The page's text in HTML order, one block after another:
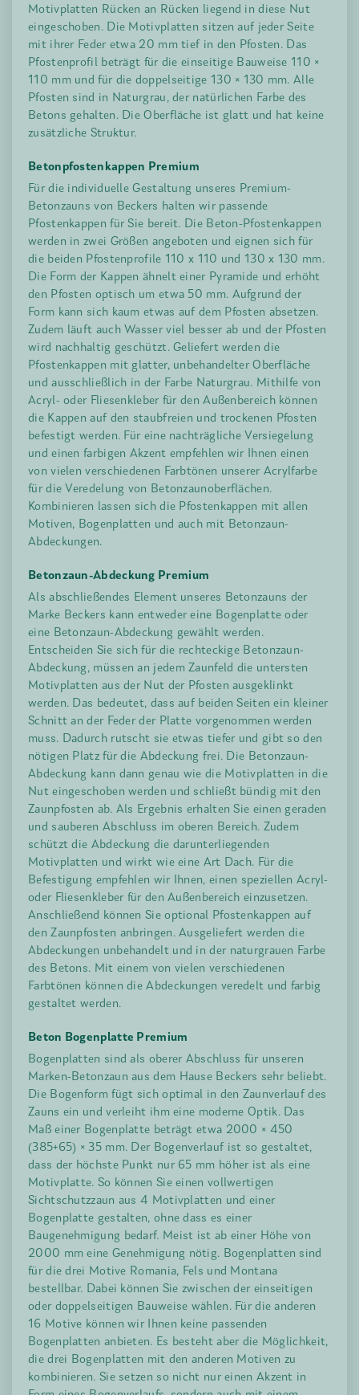
Motivplatten Rücken an Rücken liegend in diese Nut
eingeschoben. Die Motivplatten sitzen auf jeder Seite
mit ihrer Feder etwa 20 mm tief in den Pfosten. Das
Pfostenprofil beträgt für die einseitige Bauweise 110 ×
110 mm und für die doppelseitige 130 × 130 mm. Alle
Pfosten sind in Naturgrau, der natürlichen Farbe des
Betons gehalten. Die Oberfläche ist glatt und hat keine
zusätzliche Struktur.
Betonpfostenkappen Premium
Für die individuelle Gestaltung unseres Premium-
Betonzauns von Beckers halten wir passende
Pfostenkappen für Sie bereit. Die Beton-Pfostenkappen
werden in zwei Größen angeboten und eignen sich für
die beiden Pfostenprofile 110 x 110 und 130 x 130 mm.
Die Form der Kappen ähnelt einer Pyramide und erhöht
den Pfosten optisch um etwa 50 mm. Aufgrund der
Form kann sich kaum etwas auf dem Pfosten absetzen.
Zudem läuft auch Wasser viel besser ab und der Pfosten
wird nachhaltig geschützt. Geliefert werden die
Pfostenkappen mit glatter, unbehandelter Oberfläche
und ausschließlich in der Farbe Naturgrau. Mithilfe von
Acryl- oder Fliesenkleber für den Außenbereich können
die Kappen auf den staubfreien und trockenen Pfosten
befestigt werden. Für eine nachträgliche Versiegelung
und einen farbigen Akzent empfehlen wir Ihnen einen
von vielen verschiedenen Farbtönen unserer Acrylfarbe
für die Veredelung von Betonzaunoberflächen.
Kombinieren lassen sich die Pfostenkappen mit allen
Motiven, Bogenplatten und auch mit Betonzaun-
Abdeckungen.
Betonzaun-Abdeckung Premium
Als abschließendes Element unseres Betonzauns der
Marke Beckers kann entweder eine Bogenplatte oder
eine Betonzaun-Abdeckung gewählt werden.
Entscheiden Sie sich für die rechteckige Betonzaun-
Abdeckung, müssen an jedem Zaunfeld die untersten
Motivplatten aus der Nut der Pfosten ausgeklinkt
werden. Das bedeutet, dass auf beiden Seiten ein kleiner
Schnitt an der Feder der Platte vorgenommen werden
muss. Dadurch rutscht sie etwas tiefer und gibt so den
nötigen Platz für die Abdeckung frei. Die Betonzaun-
Abdeckung kann dann genau wie die Motivplatten in die
Nut eingeschoben werden und schließt bündig mit den
Zaunpfosten ab. Als Ergebnis erhalten Sie einen geraden
und sauberen Abschluss im oberen Bereich. Zudem
schützt die Abdeckung die darunterliegenden
Motivplatten und wirkt wie eine Art Dach. Für die
Befestigung empfehlen wir Ihnen, einen speziellen Acryl-
oder Fliesenkleber für den Außenbereich einzusetzen.
Anschließend können Sie optional Pfostenkappen auf
den Zaunpfosten anbringen. Ausgeliefert werden die
Abdeckungen unbehandelt und in der naturgrauen Farbe
des Betons. Mit einem von vielen verschiedenen
Farbtönen können die Abdeckungen veredelt und farbig
gestaltet werden.
Beton Bogenplatte Premium
Bogenplatten sind als oberer Abschluss für unseren
Marken-Betonzaun aus dem Hause Beckers sehr beliebt.
Die Bogenform fügt sich optimal in den Zaunverlauf des
Zauns ein und verleiht ihm eine moderne Optik. Das
Maß einer Bogenplatte beträgt etwa 2000 × 450
(385+65) × 35 mm. Der Bogenverlauf ist so gestaltet,
dass der höchste Punkt nur 65 mm höher ist als eine
Motivplatte. So können Sie einen vollwertigen
Sichtschutzzaun aus 4 Motivplatten und einer
Bogenplatte gestalten, ohne dass es einer
Baugenehmigung bedarf. Meist ist ab einer Höhe von
2000 mm eine Genehmigung nötig. Bogenplatten sind
für die drei Motive Romania, Fels und Montana
bestellbar. Dabei können Sie zwischen der einseitigen
oder doppelseitigen Bauweise wählen. Für die anderen
16 Motive können wir Ihnen keine passenden
Bogenplatten anbieten. Es besteht aber die Möglichkeit,
die drei Bogenplatten mit den anderen Motiven zu
kombinieren. Sie setzen so nicht nur einen Akzent in